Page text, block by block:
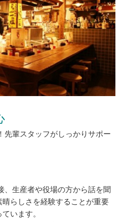
先輩スタッフがしっかりサポー
、生産者や役場の方から話を聞
らしさを経験することが重要
います。